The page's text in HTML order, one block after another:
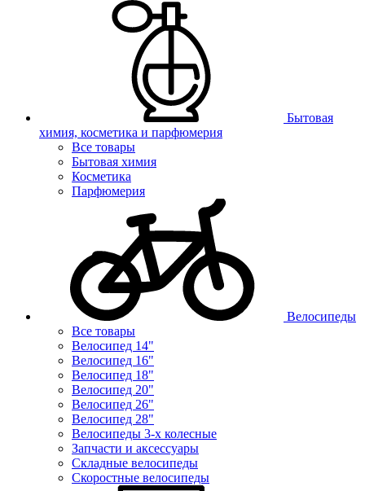
Бытовая
химия, косметика и парфюмерия
Все товары
Бытовая химия
Косметика
Парфюмерия
Велосипеды
Все товары
Велосипед 14"
Велосипед 16"
Велосипед 18"
Велосипед 20"
Велосипед 26"
Велосипед 28"
Велосипеды 3-х колесные
Запчасти и аксессуары
Складные велосипеды
Скоростные велосипеды